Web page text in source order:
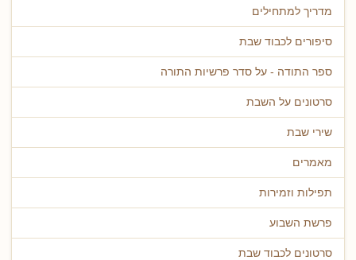
מדריך למתחילים
סיפורים לכבוד שבת
ספר התודה - על סדר פרשיות התורה
סרטונים על השבת
שירי שבת
מאמרים
תפילות וזמירות
פרשת השבוע
סרטונים לכבוד שבת